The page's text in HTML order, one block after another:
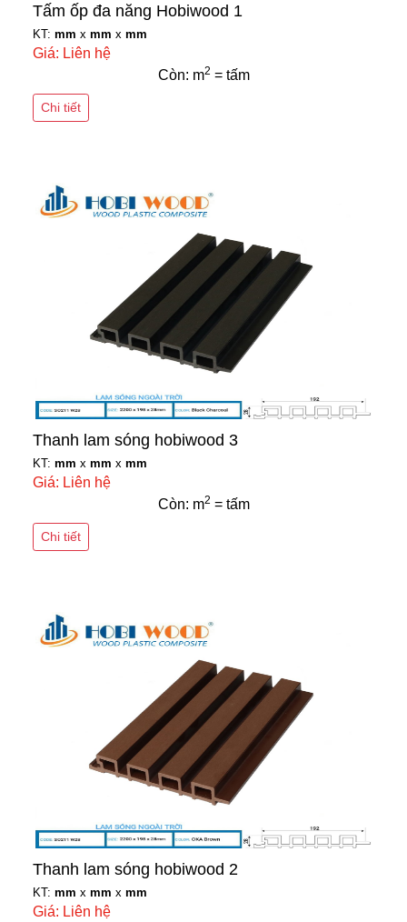
Tấm ốp đa năng Hobiwood 1
KT: mm x mm x mm
Giá: Liên hệ
Còn: m2 = tấm
Chi tiết
Thanh lam sóng hobiwood 3
KT: mm x mm x mm
Giá: Liên hệ
Còn: m2 = tấm
Chi tiết
Thanh lam sóng hobiwood 2
KT: mm x mm x mm
Giá: Liên hệ